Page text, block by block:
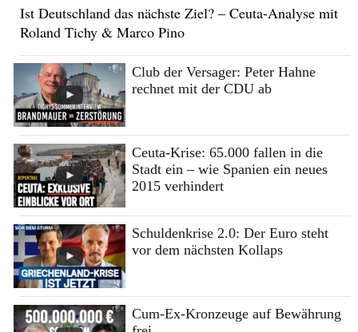
Ist Deutschland das nächste Ziel? – Ceuta-Analyse mit
Roland Tichy & Marco Pino
Club der Versager: Peter Hahne
rechnet mit der CDU ab
Ceuta-Krise: 65.000 fallen in die
Stadt ein – wie Spanien ein neues
2015 verhindert
Schuldenkrise 2.0: Der Euro steht
vor dem nächsten Kollaps
Cum-Ex-Kronzeuge auf Bewährung